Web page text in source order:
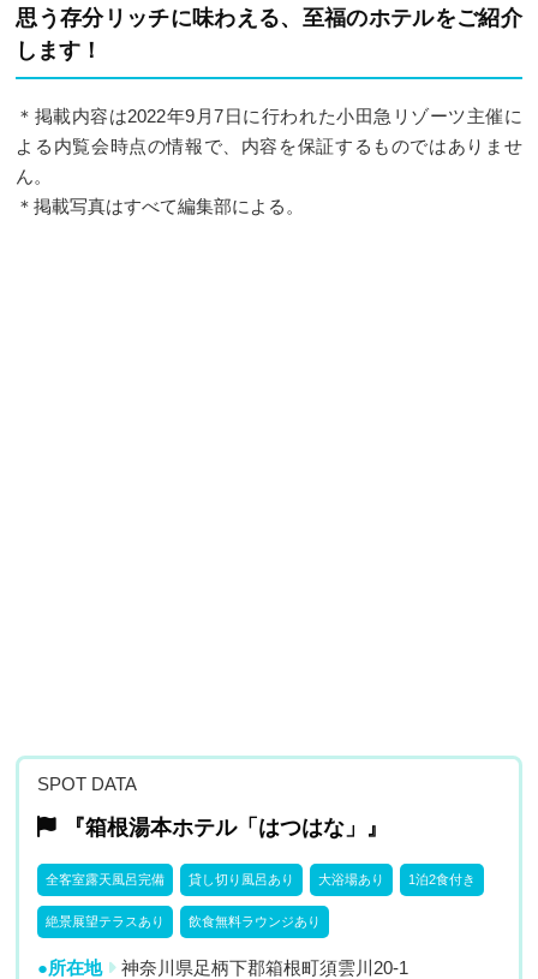
思う存分リッチに味わえる、至福のホテルをご紹介
します！
＊掲載内容は2022年9月7日に行われた小田急リゾーツ主催に
よる内覧会時点の情報で、内容を保証するものではありませ
ん。
＊掲載写真はすべて編集部による。
SPOT DATA
『箱根湯本ホテル「はつはな」』
全客室露天風呂完備 貸し切り風呂あり 大浴場あり 1泊2食付き
絶景展望テラスあり 飲食無料ラウンジあり
●所在地
神奈川県足柄下郡箱根町須雲川20-1